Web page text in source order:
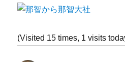
(Visited 15 times, 1 visits